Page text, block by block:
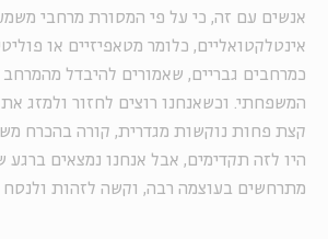
אנשים עם זה, כי על פי המסורת מרחבי
אינטלקטואליים, כלומר מטאפיזיים או
כמרחבים גבריים, שאמורים להיבדל מהמרחב
המשפחתי. וכשאנחנו רוצים לחזור ולמזג
קצת פחות נוקשות מגדרית, קורה בהכרח
היו לזה תקדימים, אבל אנחנו נמצאים
מתרחשים בעוצמה רבה, וקשה לזהות